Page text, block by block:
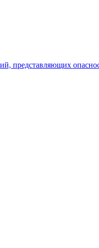
представляющих